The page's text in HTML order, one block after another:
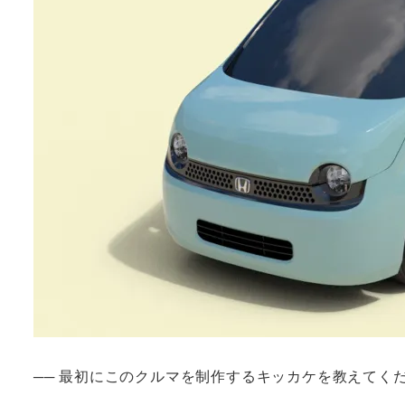
── 最初にこのクルマを制作するキッカケを教えてく